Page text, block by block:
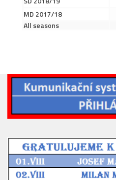
2019/20
2016/17
B tým
Zápasy MB 2026/27
Hráči
Realizační tým
MD 2017/18
All seasons